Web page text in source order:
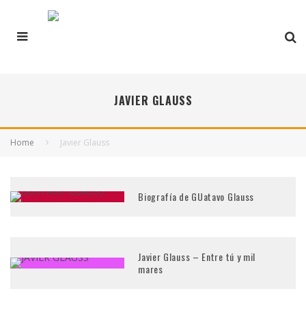
JAVIER GLAUSS
Home Javier Glauss
Biografía de GUatavo Glauss
Javier Glauss – Entre tú y mil
mares